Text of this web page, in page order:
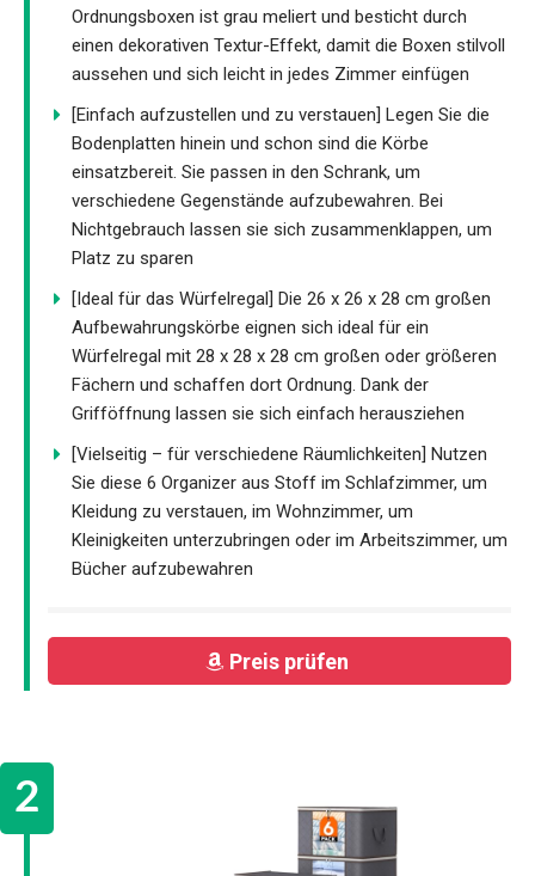
Ordnungsboxen ist grau meliert und besticht durch
einen dekorativen Textur-Effekt, damit die Boxen stilvoll
aussehen und sich leicht in jedes Zimmer einfügen
[Einfach aufzustellen und zu verstauen] Legen Sie die
Bodenplatten hinein und schon sind die Körbe
einsatzbereit. Sie passen in den Schrank, um
verschiedene Gegenstände aufzubewahren. Bei
Nichtgebrauch lassen sie sich zusammenklappen, um
Platz zu sparen
[Ideal für das Würfelregal] Die 26 x 26 x 28 cm großen
Aufbewahrungskörbe eignen sich ideal für ein
Würfelregal mit 28 x 28 x 28 cm großen oder größeren
Fächern und schaffen dort Ordnung. Dank der
Grifföffnung lassen sie sich einfach herausziehen
[Vielseitig – für verschiedene Räumlichkeiten] Nutzen
Sie diese 6 Organizer aus Stoff im Schlafzimmer, um
Kleidung zu verstauen, im Wohnzimmer, um
Kleinigkeiten unterzubringen oder im Arbeitszimmer, um
Bücher aufzubewahren
Preis prüfen